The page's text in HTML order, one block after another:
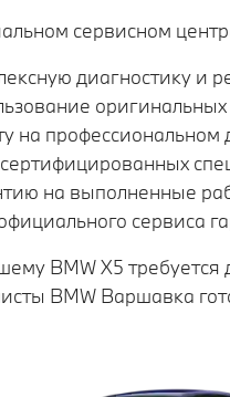
сервисном
диагностику и
на
на выполненные
сервиса
BMW X5
BMW Варшавка